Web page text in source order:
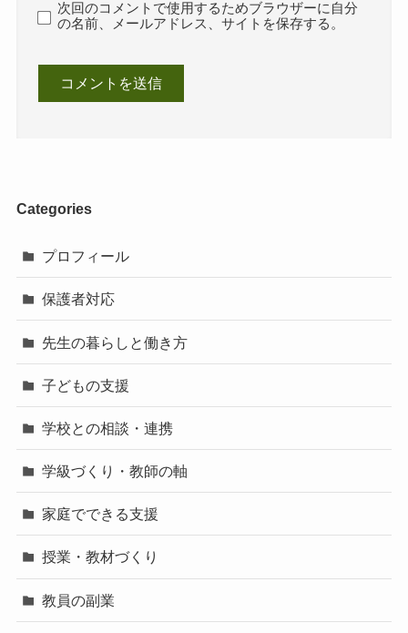
次回のコメントで使用するためブラウザーに自分
の名前、メールアドレス、サイトを保存する。
Categories
プロフィール
保護者対応
先生の暮らしと働き方
子どもの支援
学校との相談・連携
学級づくり・教師の軸
家庭でできる支援
授業・教材づくり
教員の副業